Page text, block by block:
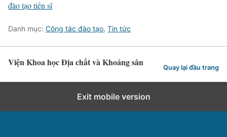
đào tạo tiến sĩ
Danh mục: Công tác đào tạo, Tin tức
Viện Khoa học Địa chất và Khoáng sản Quay lại đầu trang
Exit mobile version